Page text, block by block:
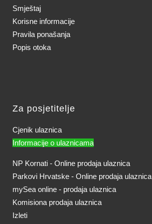
Smještaj
Korisne informacije
Pravila ponašanja
Popis otoka
Za posjetitelje
Cjenik ulaznica
Informacije o ulaznicama
NP Kornati - Online prodaja ulaznica
Parkovi Hrvatske - Online prodaja ulaznica
mySea online - prodaja ulaznica
Komisiona prodaja ulaznica
Izleti